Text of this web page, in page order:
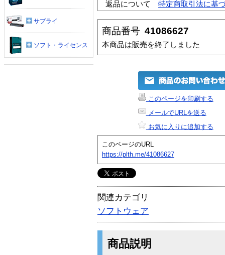
返品について
特定商取引法に基
商品番号 41086627
本商品は販売を終了しました
このページを印刷する
メールでURLを送る
お気に入りに追加する
このページのURL
https://plth.me/41086627
関連カテゴリ
ソフトウェア
商品説明
サプライ
ソフト・ライセンス